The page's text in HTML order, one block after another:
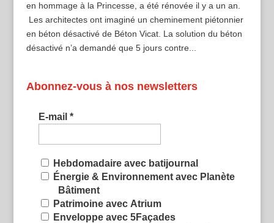
en hommage à la Princesse, a été rénovée il y a un an.
Les architectes ont imaginé un cheminement piétonnier
en béton désactivé de Béton Vicat. La solution du béton
désactivé n’a demandé que 5 jours contre...
Abonnez-vous à nos newsletters
E-mail *
Hebdomadaire avec batijournal
Énergie & Environnement avec Planète
Bâtiment
Patrimoine avec Atrium
Enveloppe avec 5Façades